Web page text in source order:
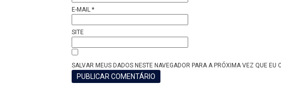
E-MAIL *
SITE
SALVAR MEUS DADOS NESTE NAVEGADOR PARA A PRÓXIMA VEZ QUE EU